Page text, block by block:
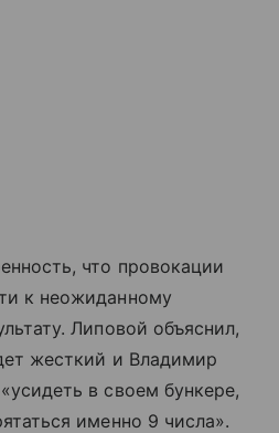
что провокации
к неожиданному
Липовой объяснил,
жесткий и Владимир
в своем бункере,
именно 9 числа».